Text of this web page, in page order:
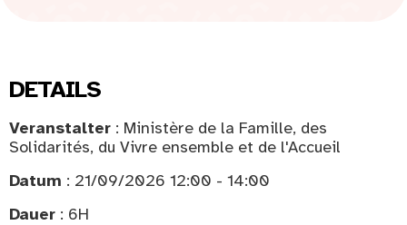
DETAILS
Veranstalter : Ministère de la Famille, des
Solidarités, du Vivre ensemble et de l'Accueil
Datum : 21/09/2026 12:00 - 14:00
Dauer : 6H